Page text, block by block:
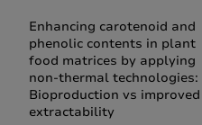
Enhancing carotenoid and
phenolic contents in plant
food matrices by applying
non-thermal technologies:
Bioproduction vs improved
extractability